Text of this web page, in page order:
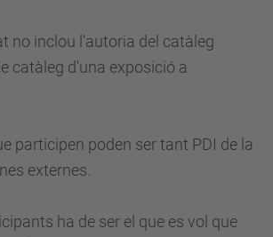
no inclou l'autoria del catàleg
catàleg d'una exposició a
participen poden ser tant PDI de la
externes.
ha de ser el que es vol que